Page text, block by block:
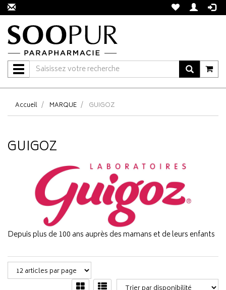
Navigation
Accueil MARQUE GUIGOZ
GUIGOZ
Depuis plus de 100 ans auprès des mamans et de leurs enfants